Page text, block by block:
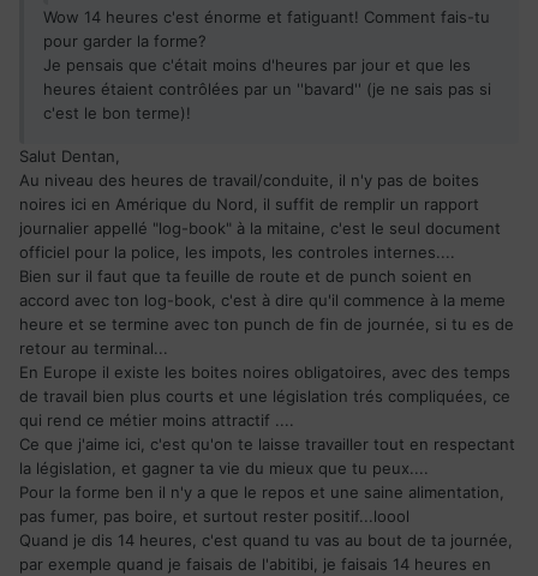
Wow 14 heures c'est énorme et fatiguant! Comment fais-tu
pour garder la forme?
Je pensais que c'était moins d'heures par jour et que les
heures étaient contrôlées par un ''bavard'' (je ne sais pas si
c'est le bon terme)!
Salut Dentan,
Au niveau des heures de travail/conduite, il n'y pas de boites
noires ici en Amérique du Nord, il suffit de remplir un rapport
journalier appellé "log-book" à la mitaine, c'est le seul document
officiel pour la police, les impots, les controles internes....
Bien sur il faut que ta feuille de route et de punch soient en
accord avec ton log-book, c'est à dire qu'il commence à la meme
heure et se termine avec ton punch de fin de journée, si tu es de
retour au terminal...
En Europe il existe les boites noires obligatoires, avec des temps
de travail bien plus courts et une législation trés compliquées, ce
qui rend ce métier moins attractif ....
Ce que j'aime ici, c'est qu'on te laisse travailler tout en respectant
la législation, et gagner ta vie du mieux que tu peux....
Pour la forme ben il n'y a que le repos et une saine alimentation,
pas fumer, pas boire, et surtout rester positif...loool
Quand je dis 14 heures, c'est quand tu vas au bout de ta journée,
par exemple quand je faisais de l'abitibi, je faisais 14 heures en